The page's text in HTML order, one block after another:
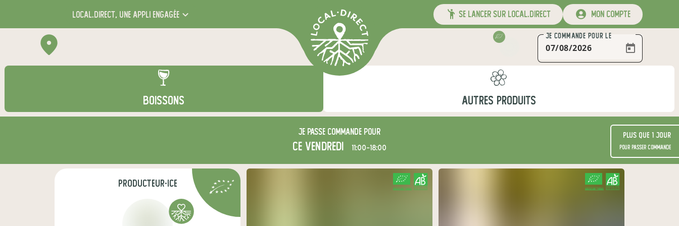
local.direct, une appli engagée se lancer sur local.direct mon compte
JE COMMANDE POUR LE
BOISSONS AUTRES PRODUITS
Je passe commande pour
ce vendredi 11:00-18:00
Plus que 1 jour
pour passer commande
producteur·ice CERTIFIÉ PAR FR-BIO-01
AGRICULTURE FRANCE CERTIFIÉ PAR FR-BIO-01
AGRICULTURE FRANCE